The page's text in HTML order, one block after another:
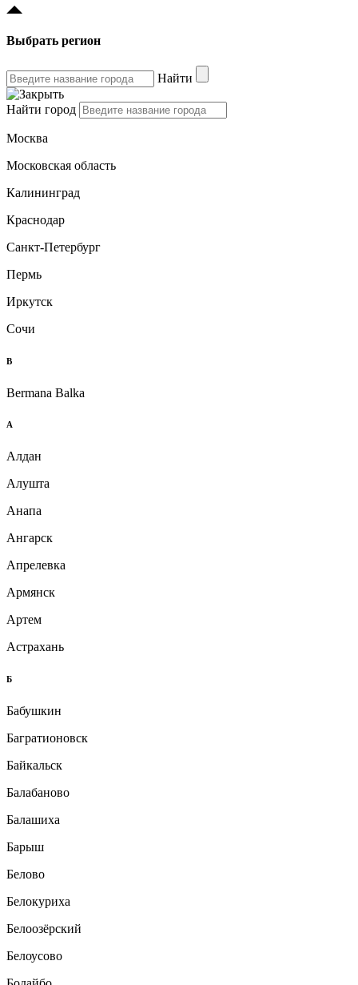
Выбрать регион
Найти
Найти город
Москва
Московская область
Калининград
Краснодар
Санкт-Петербург
Пермь
Иркутск
Сочи
B
Bermana Balka
А
Алдан
Алушта
Анапа
Ангарск
Апрелевка
Армянск
Артем
Астрахань
Б
Бабушкин
Багратионовск
Байкальск
Балабаново
Балашиха
Барыш
Белово
Белокуриха
Белоозёрский
Белоусово